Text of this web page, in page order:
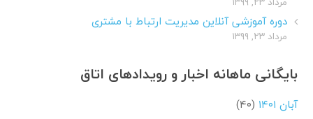
دوره آموزشی آنلاین مدیریت ارتباط با مشتری
مرداد ۲۳, ۱۳۹۹
بایگانی ماهانه اخبار و رویدادهای اتاق
آبان ۱۴۰۱
(۴۰)